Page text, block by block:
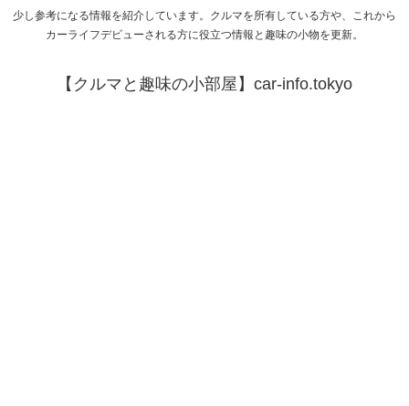
少し参考になる情報を紹介しています。クルマを所有している方や、これから
カーライフデビューされる方に役立つ情報と趣味の小物を更新。
【クルマと趣味の小部屋】car-info.tokyo